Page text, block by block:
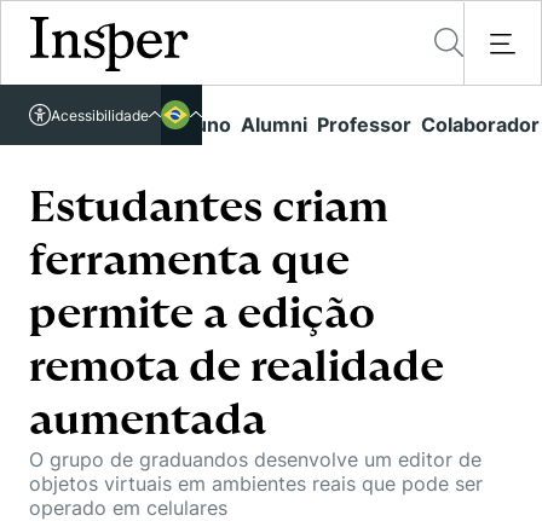
Links rápidos Aluno Alumni Professor Colaborador
Acessibilidade
Acessível em libras
Vestibular
Graduação
Pós-Graduação
Quem Somos
O Insper
Campus
Internacional
Núcleo de Carreiras
Hub de Inovação e Empreendedorismo
Comunidade Transforme
Missão
Projetos Sociais
Lista de doadores
Pesquisa
Pesquisa no Insper
Centros de Conhecimento
Cátedras
Conteúdos
Eventos
Unidades Acadêmicas
Gestão e Economia
Corpo Docente
Estudantes criam
ferramenta que
permite a edição
remota de realidade
aumentada
O grupo de graduandos desenvolve um editor de
objetos virtuais em ambientes reais que pode ser
operado em celulares